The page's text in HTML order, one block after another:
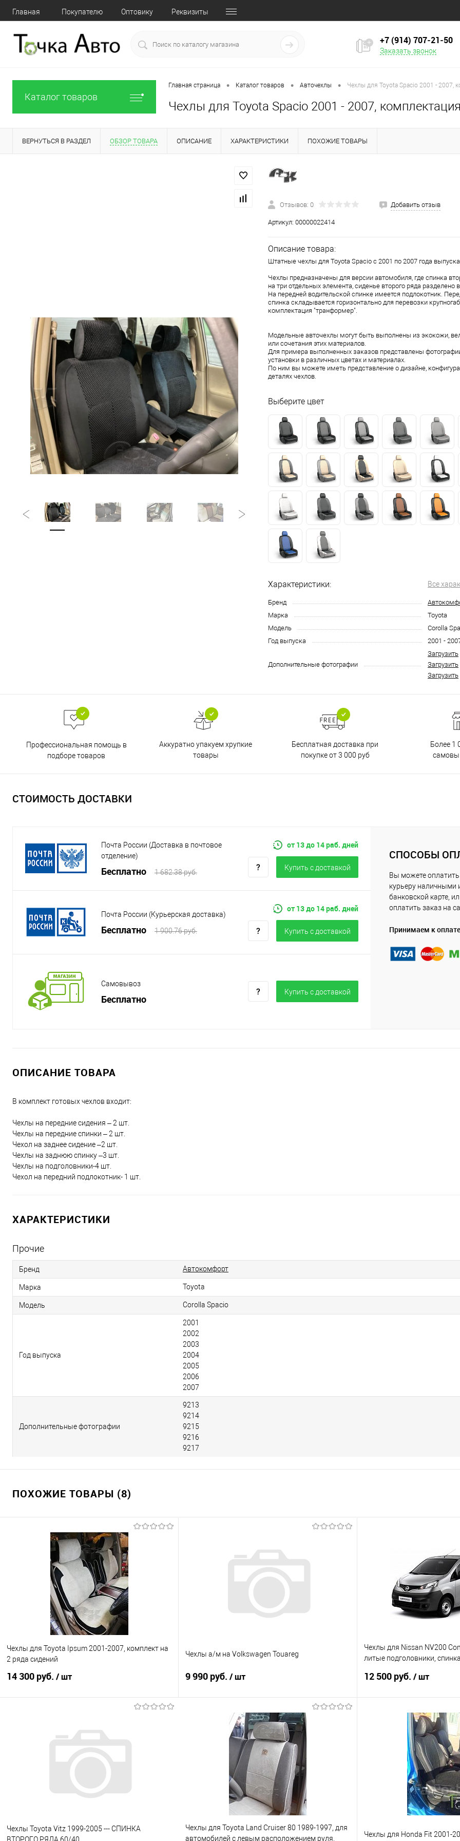
Главная Покупателю Оптовику Реквизиты
+7 (914) 707‒21‒50
Заказать звонок
Каталог товаров
Главная страница • Каталог товаров • Авточехлы • Чехлы для Toyota Spacio 2001 - 2007,
Чехлы для Toyota Spacio 2001 - 2007,
ВЕРНУТЬСЯ В РАЗДЕЛ ОБЗОР ТОВАРА ОПИСАНИЕ ХАРАКТЕРИСТИКИ ПОХОЖИЕ ТОВАРЫ
Отзывов: 0 Добавить отзыв
Артикул: 00000022414
Описание товара:
Штатные чехлы для Toyota Spacio с 2001 по 2007 года
Чехлы предназначены для версии автомобиля, где спинка
на три отдельных элемента, сиденье второго ряда разделено
На передней водительской спинке имеется подлокотник.
спинка складывается горизонтально для перевозки
комплектация "транформер".
Модельные авточехлы могут быть выполнены из экокожи,
или сочетания этих материалов.
Для примера выполненных заказов представлены
установки в различных цветах и материалах.
По ним вы можете иметь представление о дизайне,
деталях чехлов.
Выберите цвет
Характеристики: Все
Бренд
Марка
Toyota
Модель
Corolla
Год выпуска
2001 -
Дополнительные фотографии
Загрузить
Загрузить
Загрузить
Профессиональная помощь в
подборе товаров
Аккуратно упакуем хрупкие
товары
Бесплатная доставка при
покупке от 3 000 руб
Более 1
СТОИМОСТЬ ДОСТАВКИ
Почта России (Доставка в почтовое
отделение)
Бесплатно 1 682.38 руб.
от 13 до 14 раб. дней
Купить c доставкой
Почта России (Курьерская доставка)
Бесплатно 1 900.76 руб.
от 13 до 14 раб. дней
Купить c доставкой
Самовывоз
Бесплатно
Купить c доставкой
СПОСОБЫ
Вы можете оплатить
курьеру наличными
банковской карте,
оплатить заказ на
Принимаем к оплате
ОПИСАНИЕ ТОВАРА
В комплект готовых чехлов входит:
Чехлы на передние сидения – 2 шт.
Чехлы на передние спинки – 2 шт.
Чехол на заднее сидение –2 шт.
Чехлы на заднюю спинку –3 шт.
Чехлы на подголовники-4 шт.
Чехол на передний подлокотник- 1 шт.
ХАРАКТЕРИСТИКИ
Прочие
Бренд Автокомфорт
Марка Toyota
Модель Corolla Spacio
Год выпуска
2001
2002
2003
2004
2005
2006
2007
Дополнительные фотографии
9213
9214
9215
9216
9217
ПОХОЖИЕ ТОВАРЫ (8)
Чехлы для Toyota Ipsum 2001-2007, комплект на
2 ряда сидений
14 300 руб. / шт
Купить в 1 клик
Сравнение
Под заказ
Чехлы а/м на Volkswagen Touareg
9 990 руб. / шт
В корзину
Купить в 1 клик
Сравнение
Под заказ
Чехлы для Nissan NV200
литые подголовники,
12 500 руб. / шт
В
Купить в 1 клик
В избранное
Чехлы Toyota Vitz 1999-2005 --- СПИНКА
Чехлы для Toyota Land Cruiser 80 1989-1997, для
автомобилей с левым расположением руля,
Чехлы для Honda Fit 2001-